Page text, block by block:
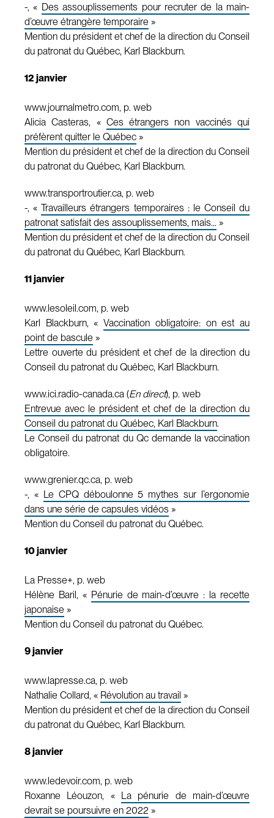
-, « Des assouplissements pour recruter de la main-
d’œuvre étrangère temporaire »
Mention du président et chef de la direction du Conseil
du patronat du Québec, Karl Blackburn.
12 janvier
www.journalmetro.com, p. web
Alicia Casteras, « Ces étrangers non vaccinés qui
préfèrent quitter le Québec »
Mention du président et chef de la direction du Conseil
du patronat du Québec, Karl Blackburn.
www.transportroutier.ca, p. web
-, «Travailleurs étrangers temporaires : le Conseil du
patronat satisfait des assouplissements, mais… »
Mention du président et chef de la direction du Conseil
du patronat du Québec, Karl Blackburn.
11 janvier
www.lesoleil.com, p. web
Karl Blackburn, «Vaccination obligatoire: on est au
point de bascule »
Lettre ouverte du président et chef de la direction du
Conseil du patronat du Québec, Karl Blackburn.
www.ici.radio-canada.ca (En direct), p. web
Entrevue avec le président et chef de la direction du
Conseil du patronat du Québec, Karl Blackburn.
Le Conseil du patronat du Qc demande la vaccination
obligatoire.
www.grenier.qc.ca, p. web
-, « Le CPQ déboulonne 5 mythes sur l’ergonomie
dans une série de capsules vidéos »
Mention du Conseil du patronat du Québec.
10 janvier
La Presse+, p. web
Hélène Baril, « Pénurie de main-d’œuvre : la recette
japonaise »
Mention du Conseil du patronat du Québec.
9 janvier
www.lapresse.ca, p. web
Nathalie Collard, « Révolution au travail »
Mention du président et chef de la direction du Conseil
du patronat du Québec, Karl Blackburn.
8 janvier
www.ledevoir.com, p. web
Roxanne Léouzon, « La pénurie de main-d’œuvre
devrait se poursuivre en 2022 »